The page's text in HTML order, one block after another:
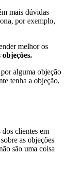
mais dúvidas
por exemplo,
melhor os
alguma objeção
tenha a objeção,
clientes em
as objeções
são uma coisa